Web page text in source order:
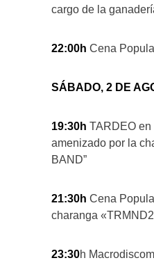
cargo de la
22:00h Cena
SÁBADO, 2 DE
19:30h TARDEO en
amenizado por la
BAND”
21:30h Cena
charanga
23:30h